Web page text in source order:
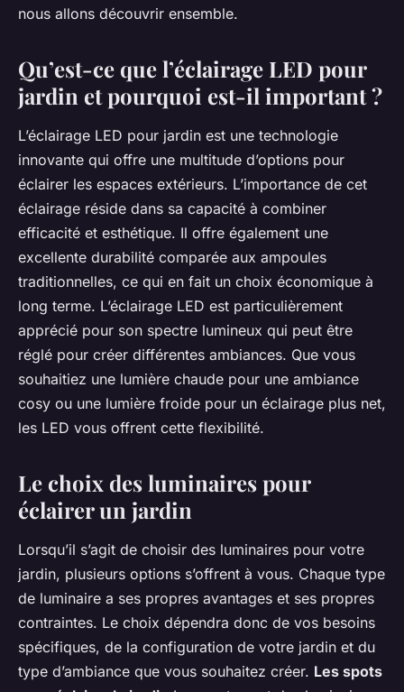
nous allons découvrir ensemble.
Qu’est-ce que l’éclairage LED pour
jardin et pourquoi est-il important ?
L’éclairage LED pour jardin est une technologie
innovante qui offre une multitude d’options pour
éclairer les espaces extérieurs. L’importance de cet
éclairage réside dans sa capacité à combiner
efficacité et esthétique. Il offre également une
excellente durabilité comparée aux ampoules
traditionnelles, ce qui en fait un choix économique à
long terme. L’éclairage LED est particulièrement
apprécié pour son spectre lumineux qui peut être
réglé pour créer différentes ambiances. Que vous
souhaitiez une lumière chaude pour une ambiance
cosy ou une lumière froide pour un éclairage plus net,
les LED vous offrent cette flexibilité.
Le choix des luminaires pour
éclairer un jardin
Lorsqu’il s’agit de choisir des luminaires pour votre
jardin, plusieurs options s’offrent à vous. Chaque type
de luminaire a ses propres avantages et ses propres
contraintes. Le choix dépendra donc de vos besoins
spécifiques, de la configuration de votre jardin et du
type d’ambiance que vous souhaitez créer. Les spots